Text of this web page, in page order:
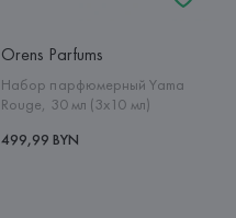
Orens Parfums
Набор парфюмерный Yama
Rouge, 30 мл (3x10 мл)
499,99 BYN